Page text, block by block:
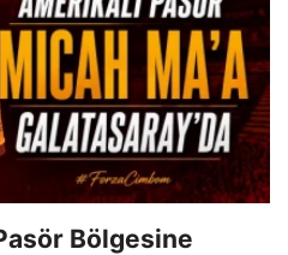
Bölgesine